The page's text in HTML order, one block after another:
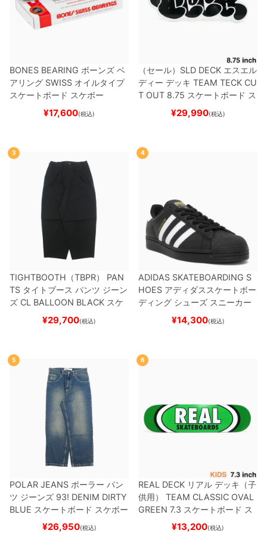
BONES BEARING ボーンズ ベ
アリング SWISS オイルタイプ
スケートボード スケボー
¥17,600(税込)
（セール） SLD DECK エスエル
ディー デッキ TEAM TECK CU
T OUT 8.75 スケートボード ス
¥29,990(税込)
3
TIGHTBOOTH（TBPR） PAN
TS タイトブース パンツ ジーン
ズ CL BALLOON BLACK スケ
ートボード スケボー
¥29,700(税込)
4
ADIDAS SKATEBOARDING S
HOES アディダススケートボー
ディング シューズ スニーカー
スーパースター SUPERSTAR A
BLACK/WHITE/WHITE
ー
¥14,300(税込)
5
POLAR JEANS ポーラー パン
ツ ジーンズ 93! DENIM DIRTY
BLUE スケートボード スケボー
¥26,950(税込)
6
REAL DECK リアル デッキ（子
供用）
TEAM CLASSIC OVAL
GREEN 7.3 スケートボード ス
¥13,200(税込)